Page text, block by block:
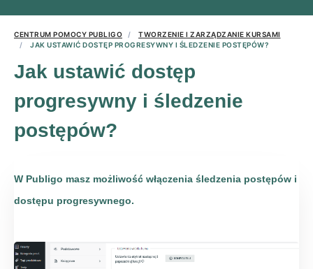
CENTRUM POMOCY PUBLIGO
TWORZENIE I ZARZĄDZANIE KURSAMI
JAK USTAWIĆ DOSTĘP PROGRESYWNY I ŚLEDZENIE POSTĘPÓW?
Jak ustawić dostęp
progresywny i śledzenie
postępów?
W Publigo masz możliwość włączenia śledzenia postępów i
dostępu progresywnego.